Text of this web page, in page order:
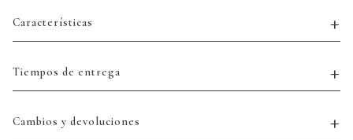
Características
Tiempos de entrega
Cambios y devoluciones